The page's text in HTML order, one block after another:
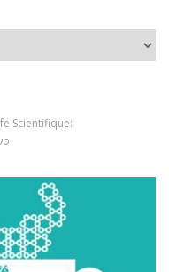
Scientifique: